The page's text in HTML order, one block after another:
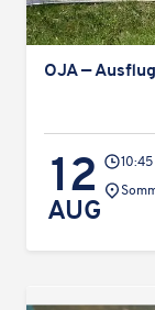
OJA —
12
AUG